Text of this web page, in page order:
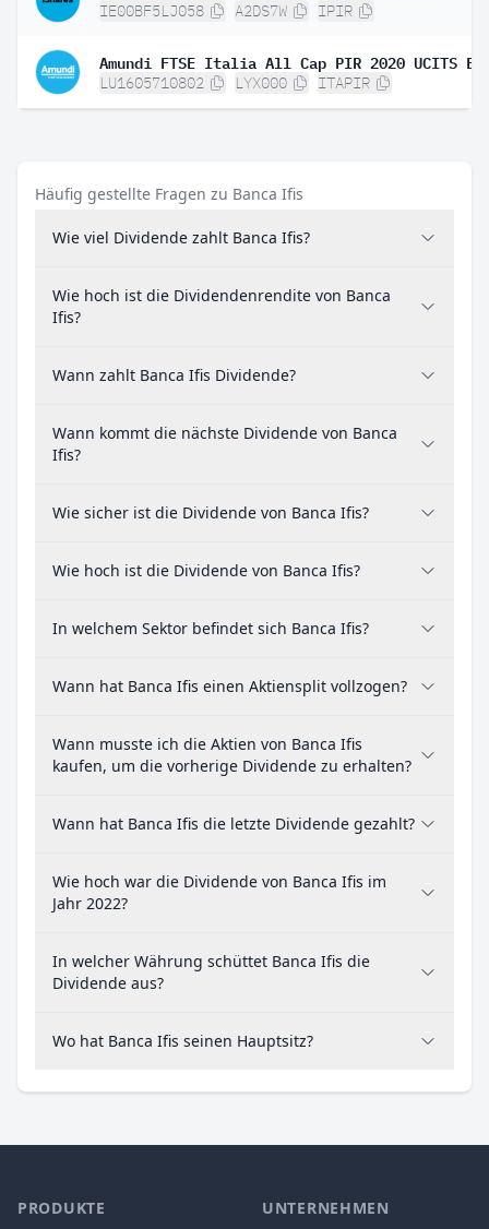
IE00BF5LJ058 A2DS7W IPIR
LU1605710802 LYX000 ITAPIR
Häufig gestellte Fragen zu Banca Ifis
Wie viel Dividende zahlt Banca Ifis?
Wie hoch ist die Dividendenrendite von Banca
Ifis?
Wann zahlt Banca Ifis Dividende?
Wann kommt die nächste Dividende von Banca
Ifis?
Wie sicher ist die Dividende von Banca Ifis?
Wie hoch ist die Dividende von Banca Ifis?
In welchem Sektor befindet sich Banca Ifis?
Wann hat Banca Ifis einen Aktiensplit vollzogen?
Wann musste ich die Aktien von Banca Ifis
kaufen, um die vorherige Dividende zu erhalten?
Wann hat Banca Ifis die letzte Dividende gezahlt?
Wie hoch war die Dividende von Banca Ifis im
Jahr 2022?
In welcher Währung schüttet Banca Ifis die
Dividende aus?
Wo hat Banca Ifis seinen Hauptsitz?
PRODUKTE UNTERNEHMEN